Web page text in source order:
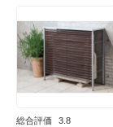
総合評価 3.8